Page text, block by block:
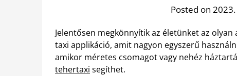
Posted on
Jelentősen megkönnyítik az életünket az
taxi applikáció, amit nagyon egyszerű
amikor méretes csomagot vagy nehéz
tehertaxi segíthet.